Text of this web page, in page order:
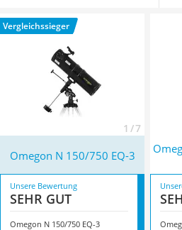
Wanderschuhe Herren
Sicherheitsweste Reiten
besonders das Modell
Eigenschaften.
Vergleichssieger
1 / 7
Omegon N 150/750 EQ-3
Unsere Bewertung
SEHR GUT
Omegon N 150/750 EQ-3